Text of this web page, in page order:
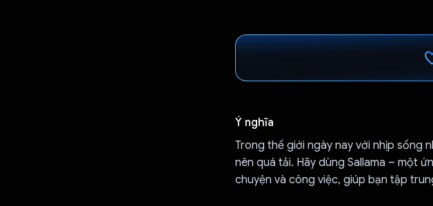
Ý nghĩa
Trong thế giới ngày nay với nhịp sống
nên quá tải. Hãy dùng Sallama – một
chuyện và công việc, giúp bạn tập